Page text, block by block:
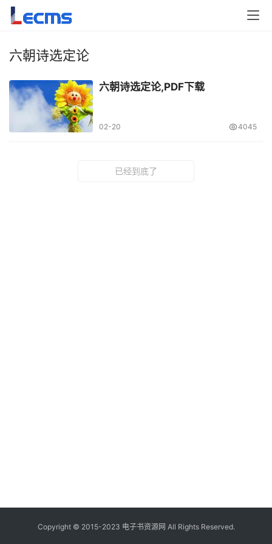
六朝诗选定论
六朝诗选定论,PDF下载
02-20 4045
已经到底了
Copyright © 2015-2023 电子书资源网 All Rights Reserved.